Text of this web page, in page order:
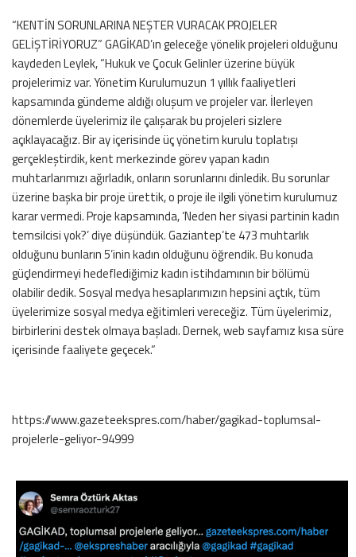
“KENTİN SORUNLARINA NEŞTER VURACAK PROJELER
GELİŞTİRİYORUZ” GAGİKAD’ın geleceğe yönelik projeleri olduğunu
kaydeden Leylek, “Hukuk ve Çocuk Gelinler üzerine büyük
projelerimiz var. Yönetim Kurulumuzun 1 yıllık faaliyetleri
kapsamında gündeme aldığı oluşum ve projeler var. İlerleyen
dönemlerde üyelerimiz ile çalışarak bu projeleri sizlere
açıklayacağız. Bir ay içerisinde üç yönetim kurulu toplatışı
gerçekleştirdik, kent merkezinde görev yapan kadın
muhtarlarımızı ağırladık, onların sorunlarını dinledik. Bu sorunlar
üzerine başka bir proje ürettik, o proje ile ilgili yönetim kurulumuz
karar vermedi. Proje kapsamında, ‘Neden her siyasi partinin kadın
temsilcisi yok?’ diye düşündük. Gaziantep’te 473 muhtarlık
olduğunu bunların 5’inin kadın olduğunu öğrendik. Bu konuda
güçlendirmeyi hedeflediğimiz kadın istihdamının bir bölümü
olabilir dedik. Sosyal medya hesaplarımızın hepsini açtık, tüm
üyelerimize sosyal medya eğitimleri vereceğiz. Tüm üyelerimiz,
birbirlerini destek olmaya başladı. Dernek, web sayfamız kısa süre
içerisinde faaliyete geçecek.”
https://www.gazeteekspres.com/haber/gagikad-toplumsal-
projelerle-geliyor-94999